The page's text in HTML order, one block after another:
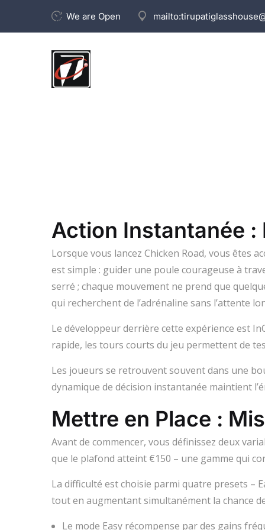
We are Open mailto:
Action Instantanée :
Lorsque vous lancez Chicken Road, vous êtes
est simple : guider une poule courageuse à
serré ; chaque mouvement ne prend que
qui recherchent de l’adrénaline sans l’attente
Le développeur derrière cette expérience est
rapide, les tours courts du jeu permettent de
Les joueurs se retrouvent souvent dans une
dynamique de décision instantanée maintient
Mettre en Place :
Avant de commencer, vous définissez deux
que le plafond atteint €150 – une gamme qui
La difficulté est choisie parmi quatre presets –
tout en augmentant simultanément la chance
Le mode Easy récompense par des gains